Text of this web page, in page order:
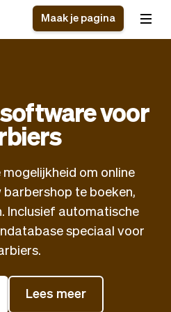
Software voor
groepslessen
Software voor
afspraken
Analytics
Stijl
Bedrijf
Belasting
Software
Vev
Maak je pagina
voor
om online
te boeken,
Inclusief automatische
speciaal voor
Lees meer